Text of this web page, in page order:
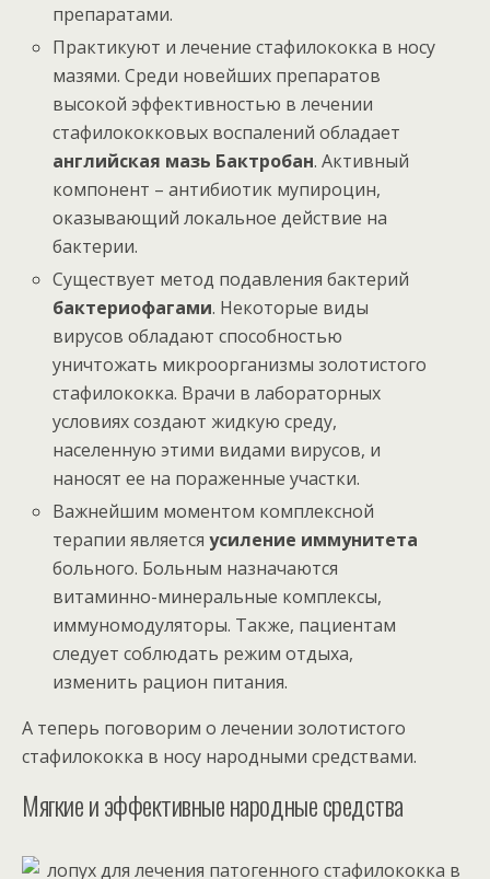
препаратами.
Практикуют и лечение стафилококка в носу
мазями. Среди новейших препаратов
высокой эффективностью в лечении
стафилококковых воспалений обладает
английская мазь Бактробан. Активный
компонент – антибиотик мупироцин,
оказывающий локальное действие на
бактерии.
Существует метод подавления бактерий
бактериофагами. Некоторые виды
вирусов обладают способностью
уничтожать микроорганизмы золотистого
стафилококка. Врачи в лабораторных
условиях создают жидкую среду,
населенную этими видами вирусов, и
наносят ее на пораженные участки.
Важнейшим моментом комплексной
терапии являетсяусиление иммунитета
больного. Больным назначаются
витаминно-минеральные комплексы,
иммуномодуляторы. Также, пациентам
следует соблюдать режим отдыха,
изменить рацион питания.
А теперь поговорим о лечении золотистого
стафилококка в носу народными средствами.
Мягкие и эффективные народные средства